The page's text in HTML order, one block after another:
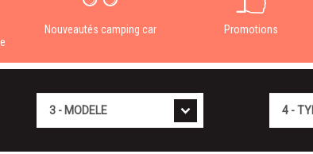
Nouveautés camping car Promotions